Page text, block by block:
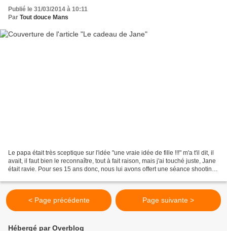
Publié le 31/03/2014 à 10:11
Par Tout douce Mans
Le papa était très sceptique sur l'idée "une vraie idée de fille !!!" m'a t'il dit, il
avait, il faut bien le reconnaître, tout à fait raison, mais j'ai touché juste, Jane
était ravie. Pour ses 15 ans donc, nous lui avons offert une séance shooting
< Page précédente Page suivante >
Hébergé par Overblog